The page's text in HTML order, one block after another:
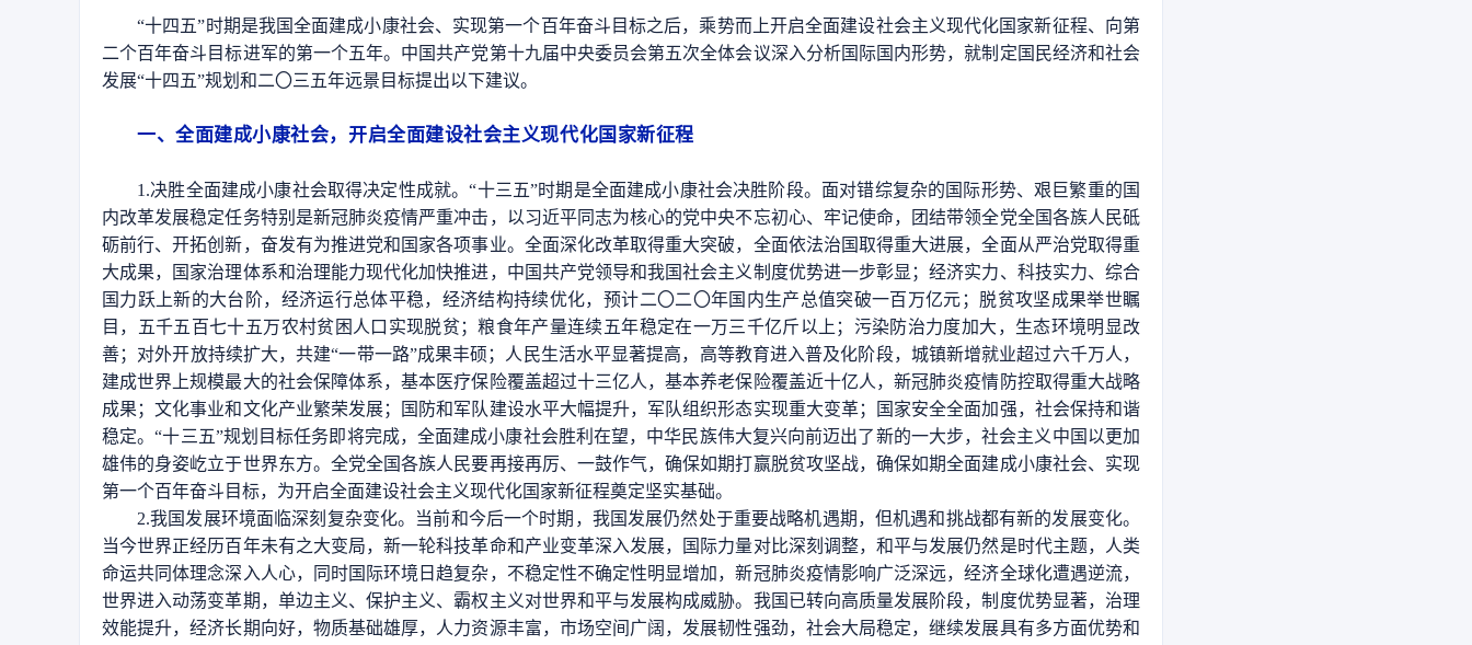
“十四五”时期是我国全面建成小康社会、实现第一个百年奋斗目标之后，乘势而上开启全面建设社会主义现代化国家新征程、向第
二个百年奋斗目标进军的第一个五年。中国共产党第十九届中央委员会第五次全体会议深入分析国际国内形势，就制定国民经济和社会
发展“十四五”规划和二〇三五年远景目标提出以下建议。
一、全面建成小康社会，开启全面建设社会主义现代化国家新征程
1.决胜全面建成小康社会取得决定性成就。“十三五”时期是全面建成小康社会决胜阶段。面对错综复杂的国际形势、艰巨繁重的国
内改革发展稳定任务特别是新冠肺炎疫情严重冲击，以习近平同志为核心的党中央不忘初心、牢记使命，团结带领全党全国各族人民砥
砺前行、开拓创新，奋发有为推进党和国家各项事业。全面深化改革取得重大突破，全面依法治国取得重大进展，全面从严治党取得重
大成果，国家治理体系和治理能力现代化加快推进，中国共产党领导和我国社会主义制度优势进一步彰显；经济实力、科技实力、综合
国力跃上新的大台阶，经济运行总体平稳，经济结构持续优化，预计二〇二〇年国内生产总值突破一百万亿元；脱贫攻坚成果举世瞩
目，五千五百七十五万农村贫困人口实现脱贫；粮食年产量连续五年稳定在一万三千亿斤以上；污染防治力度加大，生态环境明显改
善；对外开放持续扩大，共建“一带一路”成果丰硕；人民生活水平显著提高，高等教育进入普及化阶段，城镇新增就业超过六千万人，
建成世界上规模最大的社会保障体系，基本医疗保险覆盖超过十三亿人，基本养老保险覆盖近十亿人，新冠肺炎疫情防控取得重大战略
成果；文化事业和文化产业繁荣发展；国防和军队建设水平大幅提升，军队组织形态实现重大变革；国家安全全面加强，社会保持和谐
稳定。“十三五”规划目标任务即将完成，全面建成小康社会胜利在望，中华民族伟大复兴向前迈出了新的一大步，社会主义中国以更加
雄伟的身姿屹立于世界东方。全党全国各族人民要再接再厉、一鼓作气，确保如期打赢脱贫攻坚战，确保如期全面建成小康社会、实现
第一个百年奋斗目标，为开启全面建设社会主义现代化国家新征程奠定坚实基础。
2.我国发展环境面临深刻复杂变化。当前和今后一个时期，我国发展仍然处于重要战略机遇期，但机遇和挑战都有新的发展变化。
当今世界正经历百年未有之大变局，新一轮科技革命和产业变革深入发展，国际力量对比深刻调整，和平与发展仍然是时代主题，人类
命运共同体理念深入人心，同时国际环境日趋复杂，不稳定性不确定性明显增加，新冠肺炎疫情影响广泛深远，经济全球化遭遇逆流，
世界进入动荡变革期，单边主义、保护主义、霸权主义对世界和平与发展构成威胁。我国已转向高质量发展阶段，制度优势显著，治理
效能提升，经济长期向好，物质基础雄厚，人力资源丰富，市场空间广阔，发展韧性强劲，社会大局稳定，继续发展具有多方面优势和